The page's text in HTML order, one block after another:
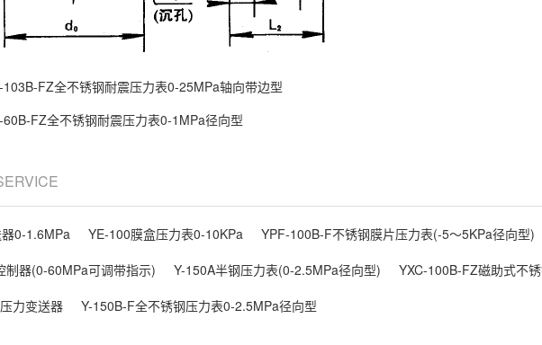
103B-FZ全不锈钢耐震压力表0-25MPa轴向带边型
60B-FZ全不锈钢耐震压力表0-1MPa径向型
0-1.6MPa YE-100膜盒压力表0-10KPa YPF-100B-F不锈钢膜片压力表(-5～5KPa径向型)
制器(0-60MPa可调带指示)
Y-150A半钢压力表(0-2.5MPa径向型)
YXC-100B-FZ磁助式不
力变送器
Y-150B-F全不锈钢压力表0-2.5MPa径向型